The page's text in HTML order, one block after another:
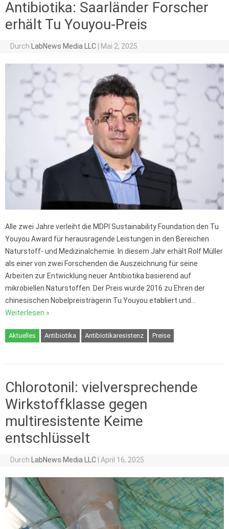
Antibiotika: Saarländer Forscher
erhält Tu Youyou-Preis
Durch LabNews Media LLC Mai 2, 2025
Alle zwei Jahre verleiht die MDPI Sustainability Foundation den Tu
Youyou Award für herausragende Leistungen in den Bereichen
Naturstoff- und Medizinalchemie. In diesem Jahr erhält Rolf Müller
als einer von zwei Forschenden die Auszeichnung für seine
Arbeiten zur Entwicklung neuer Antibiotika basierend auf
mikrobiellen Naturstoffen. Der Preis wurde 2016 zu Ehren der
chinesischen Nobelpreisträgerin Tu Youyou etabliert und…
Weiterlesen »
Aktuelles Antibiotika Antibiotikaresistenz Preise
Chlorotonil: vielversprechende
Wirkstoffklasse gegen
multiresistente Keime
entschlüsselt
Durch LabNews Media LLC April 16, 2025